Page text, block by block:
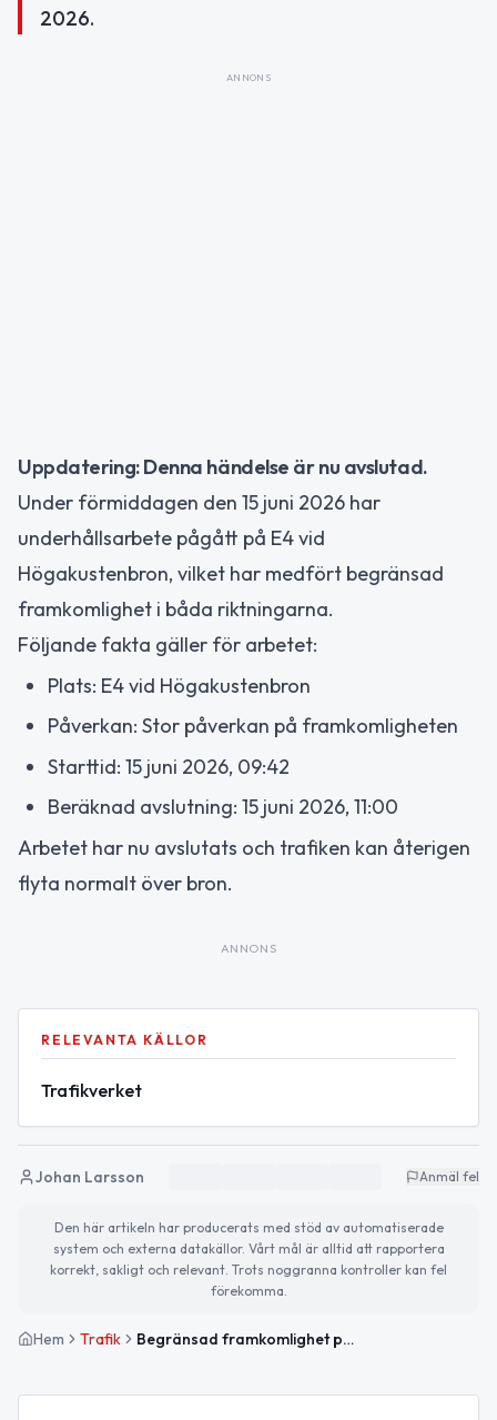
2026.
ANNONS
Uppdatering: Denna händelse är nu avslutad.
Under förmiddagen den 15 juni 2026 har
underhållsarbete pågått på E4 vid
Högakustenbron, vilket har medfört begränsad
framkomlighet i båda riktningarna.
Följande fakta gäller för arbetet:
Plats: E4 vid Högakustenbron
Påverkan: Stor påverkan på framkomligheten
Starttid: 15 juni 2026, 09:42
Beräknad avslutning: 15 juni 2026, 11:00
Arbetet har nu avslutats och trafiken kan återigen
flyta normalt över bron.
ANNONS
RELEVANTA KÄLLOR
Trafikverket
Johan Larsson Anmäl fel
Den här artikeln har producerats med stöd av automatiserade
system och externa datakällor. Vårt mål är alltid att rapportera
korrekt, sakligt och relevant. Trots noggranna kontroller kan fel
förekomma.
Hem Trafik Begränsad framkomlighet på Högakustenbron under underhållsarbete